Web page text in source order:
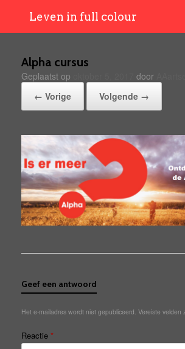
Leven in full colour
Alpha cursus
Geplaatst op door
← Vorige
Volgende →
Geef een antwoord
Het e-mailadres wordt niet gepubliceerd. Vereiste velden
Reactie *